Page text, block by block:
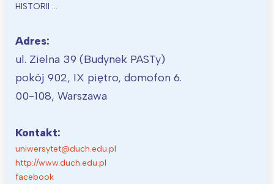
HISTORII …
Adres:
ul. Zielna 39 (Budynek PASTy)
pokój 902, IX piętro, domofon 6.
00-108, Warszawa
Kontakt:
uniwersytet@duch.edu.pl
http://www.duch.edu.pl
facebook